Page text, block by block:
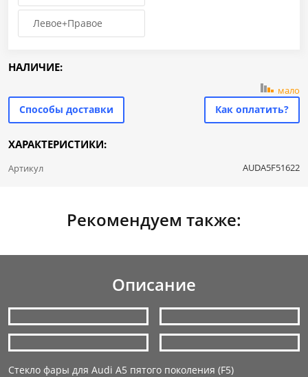
Левое+Правое
НАЛИЧИЕ:
мало
Способы доставки Как оплатить?
ХАРАКТЕРИСТИКИ:
Артикул AUDA5F51622
Рекомендуем также:
Описание
Стекло фары для Audi A5 пятого поколения (F5)